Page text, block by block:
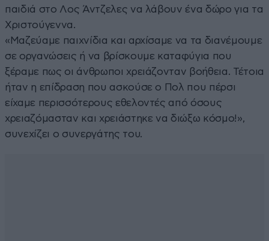
παιδιά στο Λος Άντζελες να λάβουν ένα δώρο για τα
Χριστούγεννα.
«Μαζεύαμε παιχνίδια και αρχίσαμε να τα διανέμουμε
σε οργανώσεις ή να βρίσκουμε καταφύγια που
ξέραμε πως οι άνθρωποι χρειάζονταν βοήθεια. Τέτοια
ήταν η επίδραση που ασκούσε ο Πολ που πέρσι
είχαμε περισσότερους εθελοντές από όσους
χρειαζόμασταν και χρειάστηκε να διώξω κόσμο!»,
συνεχίζει ο συνεργάτης του.